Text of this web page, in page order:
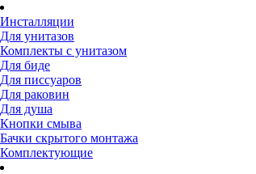
Инсталляции
Для унитазов
Комплекты с унитазом
Для биде
Для писсуаров
Для раковин
Для душа
Кнопки смыва
Бачки скрытого монтажа
Комплектующие